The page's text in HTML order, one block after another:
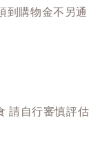
到購物金不另通
請自行審慎評估